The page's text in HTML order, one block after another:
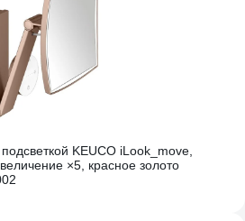
KEUCO iLook_move,
×5, красное золото